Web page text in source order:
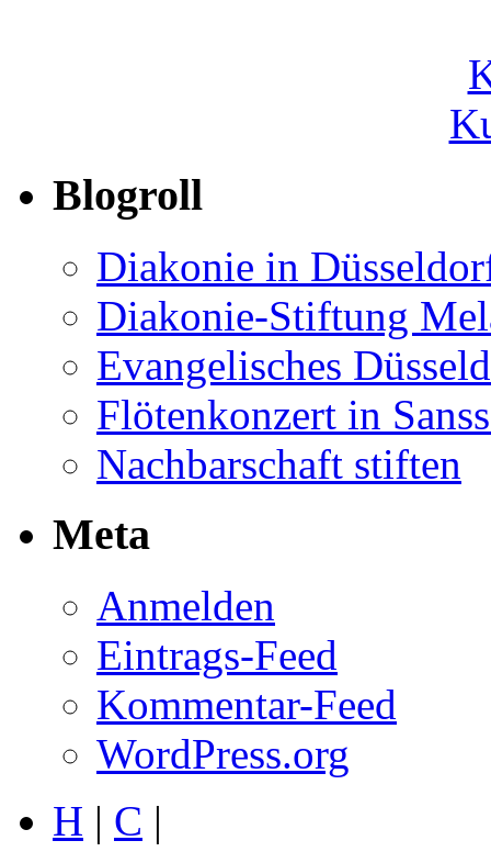
Blogroll
Diakonie in
Diakonie-Stiftung
Evangelisches
Flötenkonzert in
Nachbarschaft stiften
Meta
Anmelden
Eintrags-Feed
Kommentar-Feed
WordPress.org
H | C |